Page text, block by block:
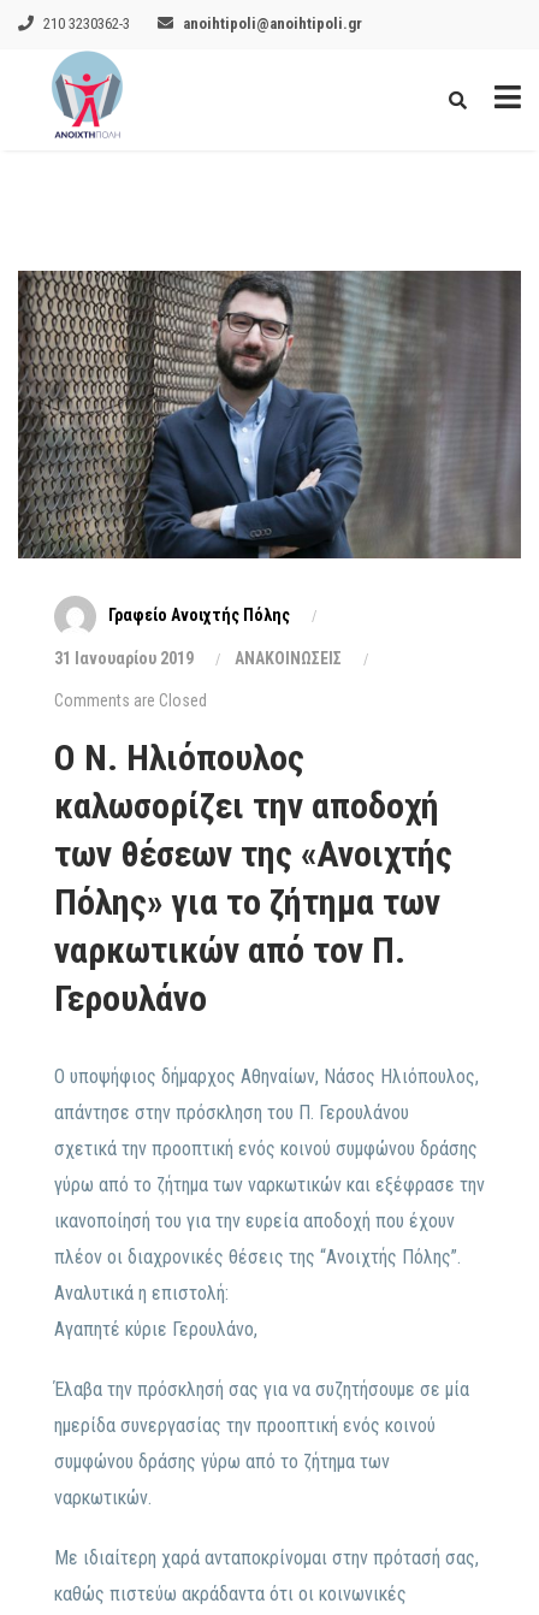
210 3230362-3 anoihtipoli@anoihtipoli.gr
Γραφείο Ανοιχτής Πόλης
31 Ιανουαρίου 2019 ΑΝΑΚΟΙΝΩΣΕΙΣ
Comments are Closed
Ο Ν. Ηλιόπουλος
καλωσορίζει την αποδοχή
των θέσεων της «Ανοιχτής
Πόλης» για το ζήτημα των
ναρκωτικών από τον Π.
Γερουλάνο
O υποψήφιος δήμαρχος Αθηναίων, Νάσος Ηλιόπουλος,
απάντησε στην πρόσκληση του Π. Γερουλάνου
σχετικά την προοπτική ενός κοινού συμφώνου δράσης
γύρω από το ζήτημα των ναρκωτικών και εξέφρασε την
ικανοποίησή του για την ευρεία αποδοχή που έχουν
πλέον οι διαχρονικές θέσεις της “Ανοιχτής Πόλης”.
Αναλυτικά η επιστολή:
Αγαπητέ κύριε Γερουλάνο,
Έλαβα την πρόσκλησή σας για να συζητήσουμε σε μία
ημερίδα συνεργασίας την προοπτική ενός κοινού
συμφώνου δράσης γύρω από το ζήτημα των
ναρκωτικών.
Με ιδιαίτερη χαρά ανταποκρίνομαι στην πρότασή σας,
καθώς πιστεύω ακράδαντα ότι οι κοινωνικές